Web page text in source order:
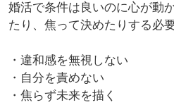
婚活で条件は良いのに心が動
たり、焦って決めたりする必
・違和感を無視しない
・自分を責めない
・焦らず未来を描く